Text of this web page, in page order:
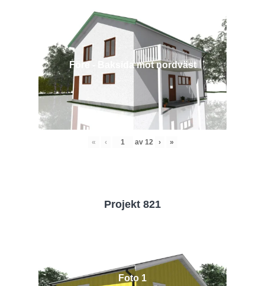
Före - Baksida mot nordväst
« ‹ av 12 › »
Projekt 821
Foto 1